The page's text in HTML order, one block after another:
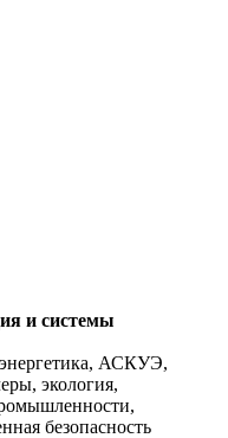
и системы
АСКУЭ,
экология,
безопасность